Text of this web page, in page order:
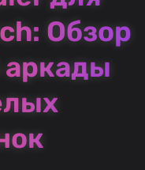
Обзор